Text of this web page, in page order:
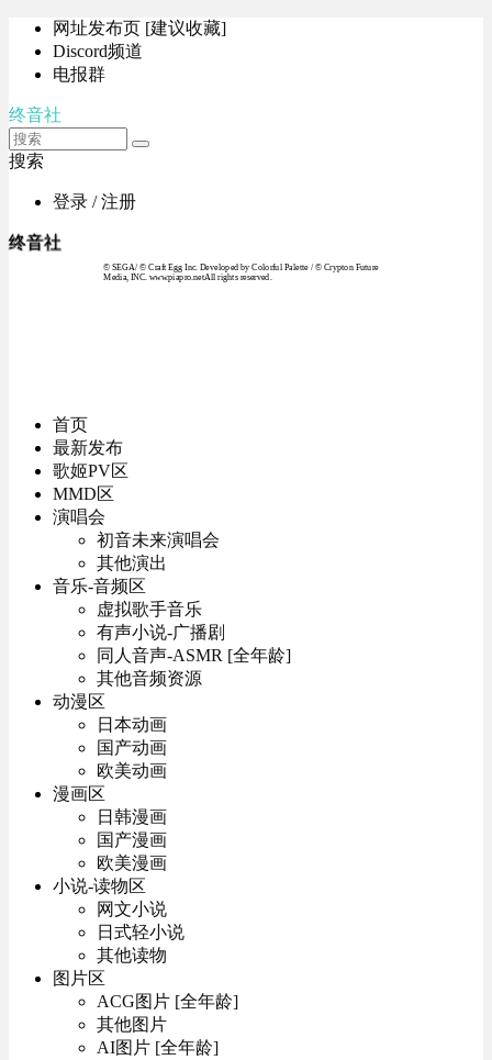
网址发布页 [建议收藏]
Discord频道
电报群
终音社
搜索
登录 / 注册
终音社
© SEGA / © Craft Egg Inc. Developed by Colorful Palette / © Crypton Future
Media, INC. www.piapro.netAll rights reserved.
首页
最新发布
歌姬PV区
MMD区
演唱会
初音未来演唱会
其他演出
音乐-音频区
虚拟歌手音乐
有声小说-广播剧
同人音声-ASMR [全年龄]
其他音频资源
动漫区
日本动画
国产动画
欧美动画
漫画区
日韩漫画
国产漫画
欧美漫画
小说-读物区
网文小说
日式轻小说
其他读物
图片区
ACG图片 [全年龄]
其他图片
AI图片 [全年龄]